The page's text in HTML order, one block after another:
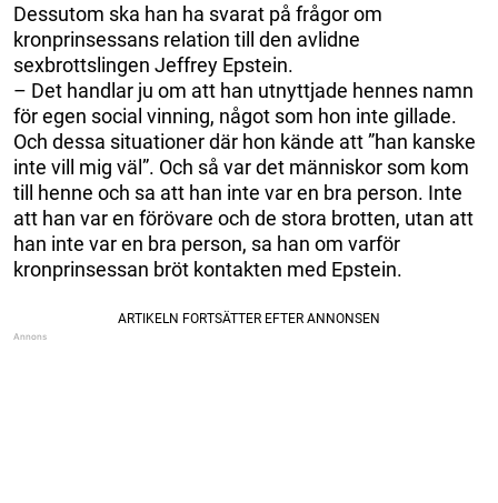
Dessutom ska han ha svarat på frågor om
kronprinsessans relation till den avlidne
sexbrottslingen Jeffrey Epstein.
– Det handlar ju om att han utnyttjade hennes namn
för egen social vinning, något som hon inte gillade.
Och dessa situationer där hon kände att ”han kanske
inte vill mig väl”. Och så var det människor som kom
till henne och sa att han inte var en bra person. Inte
att han var en förövare och de stora brotten, utan att
han inte var en bra person, sa han om varför
kronprinsessan bröt kontakten med Epstein.